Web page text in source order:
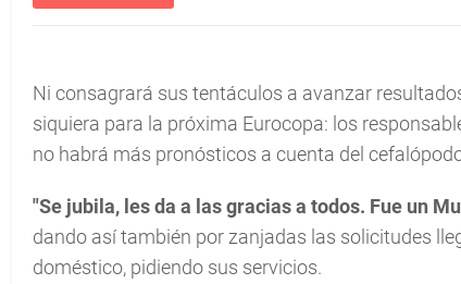
Ni consagrará sus tentáculos a avanzar
siquiera para la próxima Eurocopa: los
no habrá más pronósticos a cuenta del
"Se jubila, les da a las gracias a todos. Fue un
dando así también por zanjadas las solicitudes
doméstico, pidiendo sus servicios.